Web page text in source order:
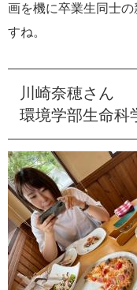
画を機に卒業生同士
すね。
川崎奈穂さん
環境学部生命